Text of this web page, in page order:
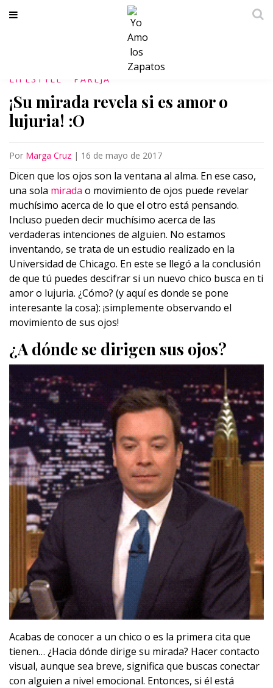
LIFESTYLE PAREJA
¡Su mirada revela si es amor o
lujuria! :O
Por Marga Cruz | 16 de mayo de 2017
Dicen que los ojos son la ventana al alma. En ese caso,
una sola mirada o movimiento de ojos puede revelar
muchísimo acerca de lo que el otro está pensando.
Incluso pueden decir muchísimo acerca de las
verdaderas intenciones de alguien. No estamos
inventando, se trata de un estudio realizado en la
Universidad de Chicago. En este se llegó a la conclusión
de que tú puedes descifrar si un nuevo chico busca en ti
amor o lujuria. ¿Cómo? (y aquí es donde se pone
interesante la cosa): ¡simplemente observando el
movimiento de sus ojos!
¿A dónde se dirigen sus ojos?
Acabas de conocer a un chico o es la primera cita que
tienen… ¿Hacia dónde dirige su mirada? Hacer contacto
visual, aunque sea breve, significa que buscas conectar
con alguien a nivel emocional. Entonces, si él está